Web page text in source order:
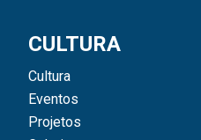
CULTURA
Cultura
Eventos
Projetos